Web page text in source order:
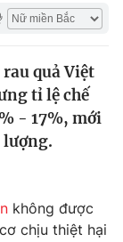
quả Việt
tỉ lệ chế
- 17%, mới
lượng.
không được
chịu thiệt hại